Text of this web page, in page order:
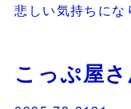
悲しい気持ちに
こっぷ屋さ